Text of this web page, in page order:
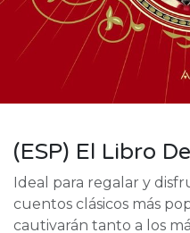
(ESP) El Libro
Ideal para regalar y
cuentos clásicos más
cautivarán tanto a los